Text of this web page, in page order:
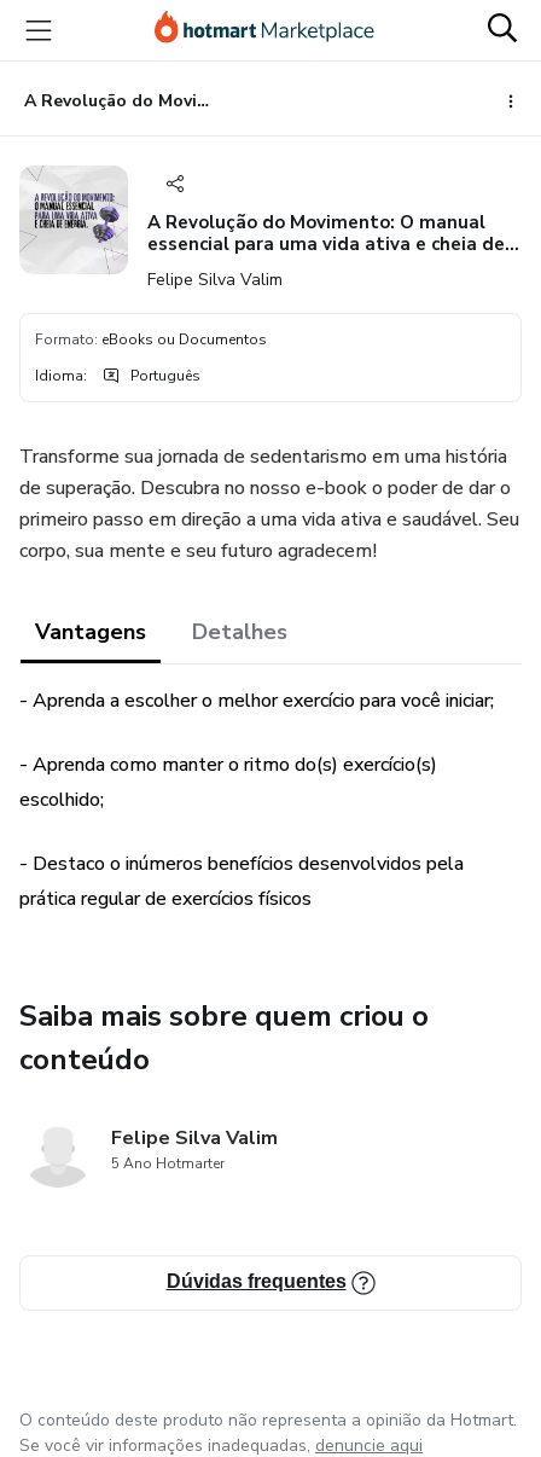
para
conteúdo
principal
para
pagamento
para
rodapé
A Revolução do Movimento: O manual essencial para uma vida ativa e cheia de energia.
A Revolução do Movimento: O manual
essencial para uma vida ativa e cheia de
Felipe Silva Valim
Formato: eBooks ou Documentos
Idioma: Português
Transforme sua jornada de sedentarismo em uma história
de superação. Descubra no nosso e-book o poder de dar o
primeiro passo em direção a uma vida ativa e saudável. Seu
corpo, sua mente e seu futuro agradecem!
Vantagens Detalhes
- Aprenda a escolher o melhor exercício para você iniciar;
- Aprenda como manter o ritmo do(s) exercício(s)
escolhido;
- Destaco o inúmeros benefícios desenvolvidos pela
prática regular de exercícios físicos
Saiba mais sobre quem criou o
conteúdo
Felipe Silva Valim
5 Ano Hotmarter
Dúvidas frequentes
O conteúdo deste produto não representa a opinião da Hotmart.
Se você vir informações inadequadas, denuncie aqui